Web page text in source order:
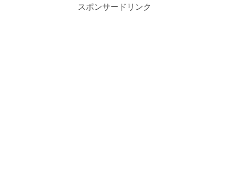
スポンサードリンク